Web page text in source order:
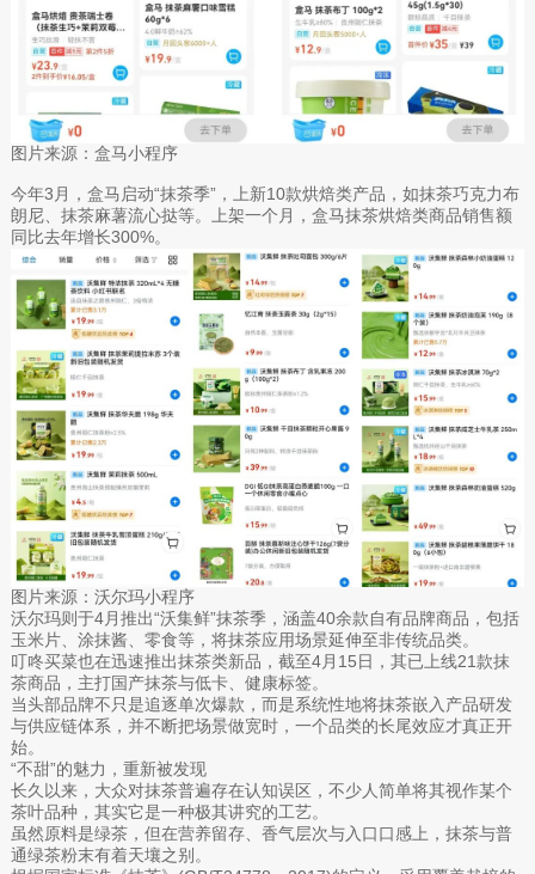
图片来源：盒马小程序
今年3月，盒马启动“抹茶季”，上新10款烘焙类产品，如抹茶巧克力布
朗尼、抹茶麻薯流心挞等‌‌。上架一个月，盒马抹茶烘焙类商品销售额
同比去年增长300%。
图片来源：沃尔玛小程序
‌沃尔玛则于4月推出“沃集鲜”抹茶季，涵盖40余款自有品牌商品，包括
玉米片、涂抹酱、零食等，将抹茶应用场景延伸至非传统品类‌‌。
叮咚买菜也在迅速推出抹茶类新品，截至4月15日，其已上线21款抹
茶商品，主打国产抹茶与低卡、健康标签。
当头部品牌不只是追逐单次爆款，而是系统性地将抹茶嵌入产品研发
与供应链体系，并不断把场景做宽时，一个品类的长尾效应才真正开
始。
“不甜”的魅力，重新被发现
长久以来，大众对抹茶普遍存在认知误区，不少人简单将其视作某个
茶叶品种，其实它是一种极其讲究的工艺。
虽然原料是绿茶，但在营养留存、香气层次与入口口感上，抹茶与普
通绿茶粉末有着天壤之别。